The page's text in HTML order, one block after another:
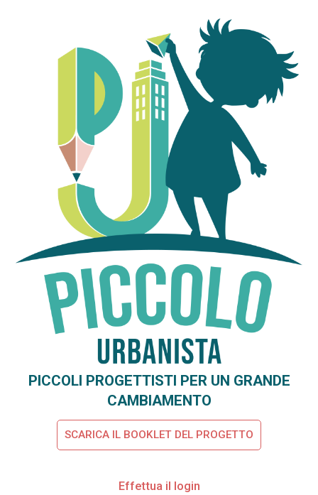
PICCOLI PROGETTISTI PER UN GRANDE
CAMBIAMENTO
SCARICA IL BOOKLET DEL PROGETTO
Effettua il login